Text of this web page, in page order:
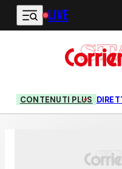
Vai al contenuto principale
LIVE
CONTENUTI PLUS